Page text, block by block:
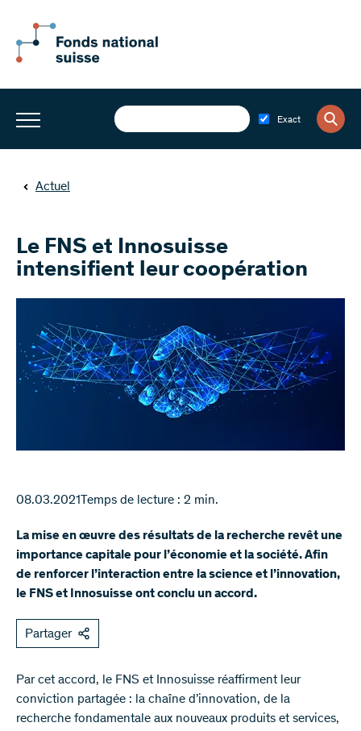
Exact
Actuel
Le FNS et Innosuisse
intensifient leur coopération
08.03.2021 Temps de lecture : 2 min.
La mise en œuvre des résultats de la recherche revêt une
importance capitale pour l’économie et la société. Afin
de renforcer l’interaction entre la science et l’innovation,
le FNS et Innosuisse ont conclu un accord.
Partager
Par cet accord, le FNS et Innosuisse réaffirment leur
conviction partagée : la chaîne d’innovation, de la
recherche fondamentale aux nouveaux produits et services,